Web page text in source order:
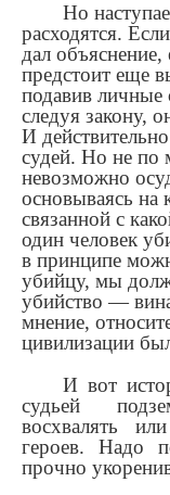
Но
расходятся.
дал
предстоит еще
подавив личные
следуя закону,
И
судей. Но не
невозможно
основываясь на
связанной с
один человек
в принципе
убийцу, мы
убийство —
мнение,
цивилизации
И вот
судьей
восхвалять
героев. Надо
прочно